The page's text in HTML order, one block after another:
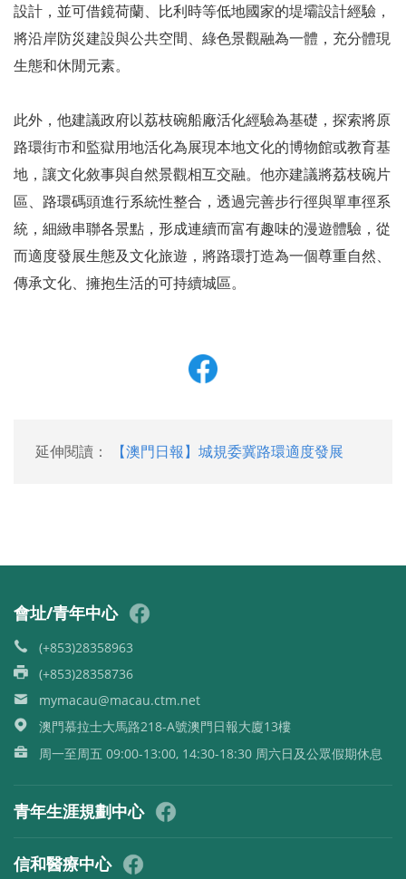
設計，並可借鏡荷蘭、比利時等低地國家的堤壩設計經驗，
將沿岸防災建設與公共空間、綠色景觀融為一體，充分體現
生態和休閒元素。
此外，他建議政府以荔枝碗船廠活化經驗為基礎，探索將原
路環街市和監獄用地活化為展現本地文化的博物館或教育基
地，讓文化敘事與自然景觀相互交融。他亦建議將荔枝碗片
區、路環碼頭進行系統性整合，透過完善步行徑與單車徑系
統，細緻串聯各景點，形成連續而富有趣味的漫遊體驗，從
而適度發展生態及文化旅遊，將路環打造為一個尊重自然、
傳承文化、擁抱生活的可持續城區。
延伸閱讀： 【澳門日報】城規委冀路環適度發展
會址/青年中心
(+853)28358963
(+853)28358736
mymacau@macau.ctm.net
澳門慕拉士大馬路218-A號澳門日報大廈13樓
周一至周五 09:00-13:00, 14:30-18:30 周六日及公眾假期休息
青年生涯規劃中心
信和醫療中心